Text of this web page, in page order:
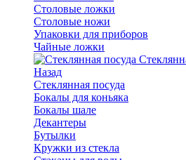
Столовые ложки
Столовые ножи
Упаковки для приборов
Чайные ложки
Назад
Стеклянная посуда
Бокалы для коньяка
Бокалы шале
Декантеры
Бутылки
Кружки из стекла